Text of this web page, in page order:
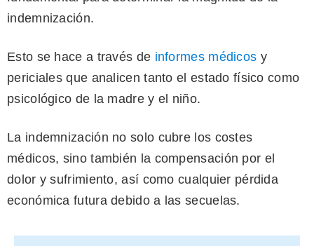
indemnización.
Esto se hace a través de informes médicos y
periciales que analicen tanto el estado físico como
psicológico de la madre y el niño.
La indemnización no solo cubre los costes
médicos, sino también la compensación por el
dolor y sufrimiento, así como cualquier pérdida
económica futura debido a las secuelas.